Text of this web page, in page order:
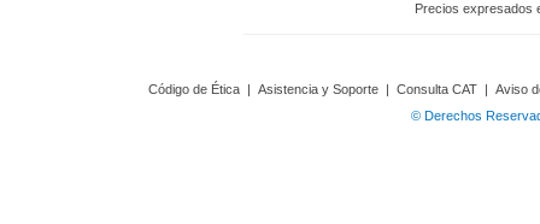
Precios expresados
Código de Ética | Asistencia y Soporte | Consulta CAT | Aviso
© Derechos